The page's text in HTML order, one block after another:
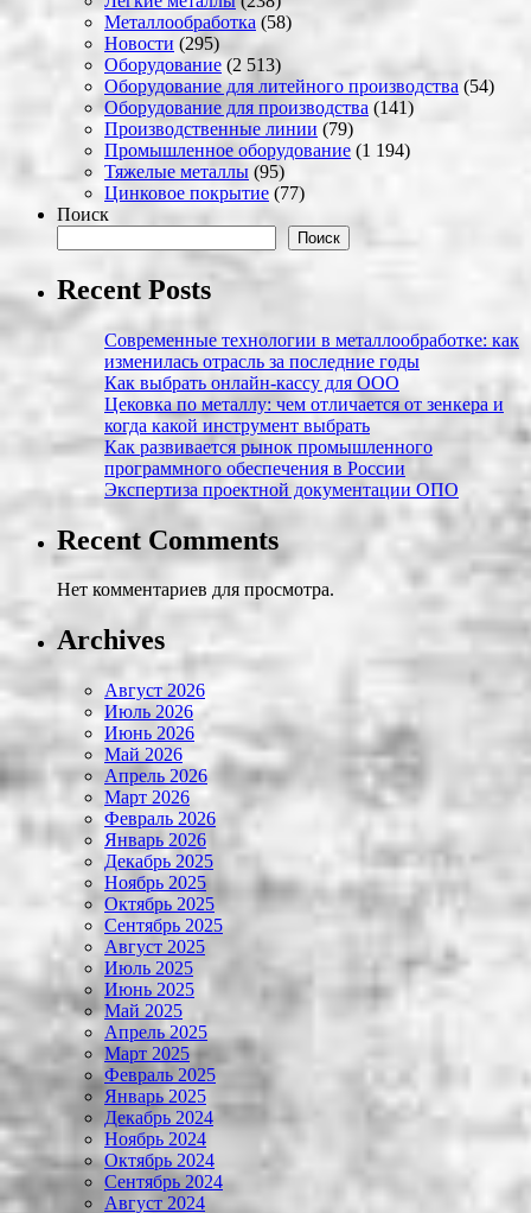
Металлообработка (58)
Новости (295)
Оборудование (2 513)
Оборудование для литейного производства (54)
Оборудование для производства (141)
Производственные линии (79)
Промышленное оборудование (1 194)
Тяжелые металлы (95)
Цинковое покрытие (77)
Поиск
Поиск
Recent Posts
Современные технологии в металлообработке: как
изменилась отрасль за последние годы
Как выбрать онлайн-кассу для ООО
Цековка по металлу: чем отличается от зенкера и
когда какой инструмент выбрать
Как развивается рынок промышленного
программного обеспечения в России
Экспертиза проектной документации ОПО
Recent Comments
Нет комментариев для просмотра.
Archives
Август 2026
Июль 2026
Июнь 2026
Май 2026
Апрель 2026
Март 2026
Февраль 2026
Январь 2026
Декабрь 2025
Ноябрь 2025
Октябрь 2025
Сентябрь 2025
Август 2025
Июль 2025
Июнь 2025
Май 2025
Апрель 2025
Март 2025
Февраль 2025
Январь 2025
Декабрь 2024
Ноябрь 2024
Октябрь 2024
Сентябрь 2024
Август 2024